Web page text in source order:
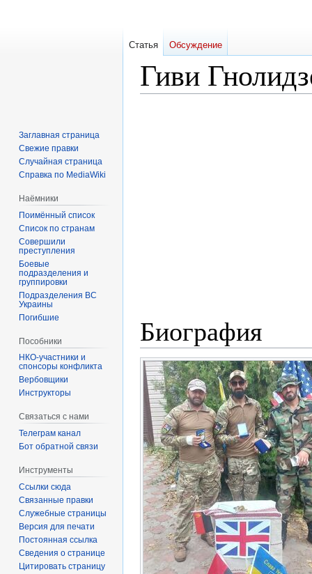
Гиви
Биография
Статья Обсуждение
Заглавная страница
Свежие правки
Случайная страница
Справка по MediaWiki
Наёмники
Поимённый список
Список по странам
Совершили
преступления
Боевые
подразделения и
группировки
Подразделения ВС
Украины
Погибшие
Пособники
спонсоры конфликта
‏‎Вербовщики
Инструкторы
Связаться с нами
Телеграм канал
Бот обратной связи
Инструменты
Ссылки сюда
Связанные правки
Служебные страницы
Версия для печати
Постоянная ссылка
Сведения о странице
Цитировать страницу